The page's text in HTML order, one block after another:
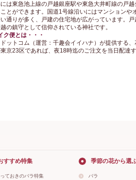
は東急池上線の戸越銀座駅や東急大井町線の戸
とができます。国道1号線沿いにはマンション
通りが多く、戸建の住宅地が広がっています。
の鎮守として信仰されている神社です。
ク便とは・・・
ットコム（運営：千趣会イイハナ）が提供する、
京23区であれば、夜18時迄のご注文を当日配達す
すすめ特集
っておきのバラ特集
季節の花から選
バラ